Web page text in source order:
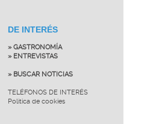
DE INTERÉS
» GASTRONOMÍA
» ENTREVISTAS
» BUSCAR NOTICIAS
TELÉFONOS DE INTERÉS
Política de cookies